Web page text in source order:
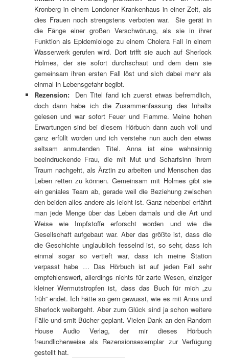
Kronberg in einem Londoner Krankenhaus in einer Zeit, als
dies Frauen noch strengstens verboten war. Sie gerät in
die Fänge einer großen Verschwörung, als sie in ihrer
Funktion als Epidemiologe zu einem Cholera Fall in einem
Wasserwerk gerufen wird. Dort trifft sie auch auf Sherlock
Holmes, der sie sofort durchschaut und dem dem sie
gemeinsam ihren ersten Fall löst und sich dabei mehr als
einmal in Lebensgefahr begibt.
Rezension:
Den Titel fand ich zuerst etwas befremdlich,
doch dann habe ich die Zusammenfassung des Inhalts
gelesen und war sofort Feuer und Flamme. Meine hohen
Erwartungen sind bei diesem Hörbuch dann auch voll und
ganz erfüllt worden und ich verstehe nun auch den etwas
seltsam anmutenden Titel. Anna ist eine wahnsinnig
beeindruckende Frau, die mit Mut und Scharfsinn ihrem
Traum nachgeht, als Ärztin zu arbeiten und Menschen das
Leben retten zu können. Gemeinsam mit Holmes gibt sie
ein geniales Team ab, gerade weil die Beziehung zwischen
den beiden alles andere als leicht ist. Ganz nebenbei erfährt
man jede Menge über das Leben damals und die Art und
Weise wie Impfstoffe erforscht worden und wie die
Gesellschaft aufgebaut war. Aber das größte ist, dass die
die Geschichte unglaublich fesselnd ist, so sehr, dass ich
einmal sogar so vertieft war, dass ich meine Station
verpasst habe … Das Hörbuch ist auf jeden Fall sehr
empfehlenswert, allerdings nichts für zarte Wesen, einziger
kleiner Wermutstropfen ist, dass das Buch für mich „zu
früh“ endet. Ich hätte so gern gewusst, wie es mit Anna und
Sherlock weitergeht. Aber zum Glück sind ja schon weitere
Fälle und smit Bücher geplant. Vielen Dank an den Random
House Audio Verlag, der mir dieses Hörbuch
freundlicherweise als Rezensionsexemplar zur Verfügung
gestellt hat.